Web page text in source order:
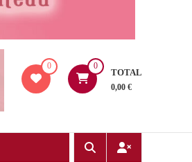
0 0
TOTAL
0,00 €